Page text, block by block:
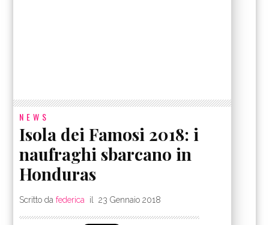
NEWS
Isola dei Famosi 2018: i
naufraghi sbarcano in
Honduras
Scritto dafederica il23 Gennaio 2018